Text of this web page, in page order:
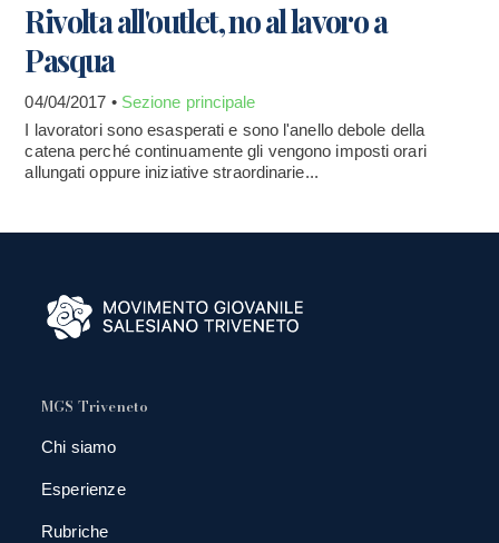
Rivolta all'outlet, no al lavoro a
Pasqua
04/04/2017 • Sezione principale
I lavoratori sono esasperati e sono l'anello debole della
catena perché continuamente gli vengono imposti orari
allungati oppure iniziative straordinarie...
MGS Triveneto
Chi siamo
Esperienze
Rubriche